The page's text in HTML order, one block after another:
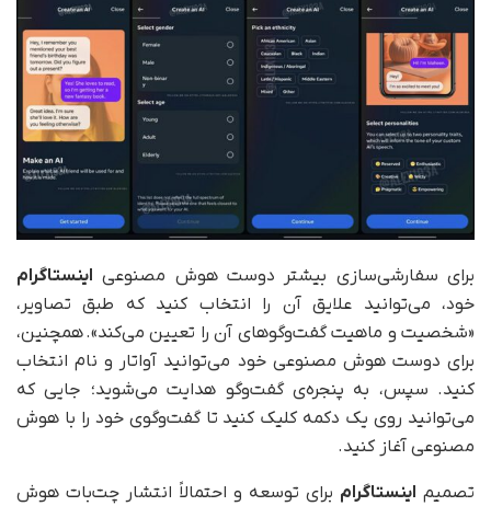
برای سفارشی‌سازی بیشتر دوست هوش مصنوعی اینستاگرام
خود، می‌توانید علایق آن را انتخاب کنید که طبق تصاویر،
«شخصیت و ماهیت گفت‌وگوهای آن را تعیین می‌کند». همچنین،
برای دوست هوش مصنوعی خود می‌توانید آواتار و نام انتخاب
کنید. سپس، به پنجره‌ی گفت‌وگو هدایت می‌شوید؛ جایی که
می‌توانید روی یک دکمه کلیک کنید تا گفت‌وگوی خود را با هوش
مصنوعی آغاز کنید.
تصمیم اینستاگرام برای توسعه و احتمالاً انتشار چت‌بات هوش